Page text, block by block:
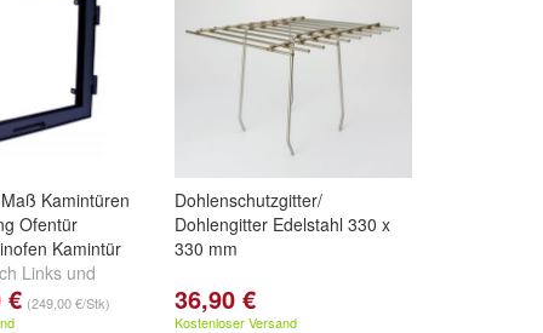
Kamintüren
Ofentür
Kamintür
Links und
€ (249,00 €/Stk)
Dohlenschutzgitter/
Dohlengitter Edelstahl 330 x
330 mm
36,90 €
Kostenloser Versand